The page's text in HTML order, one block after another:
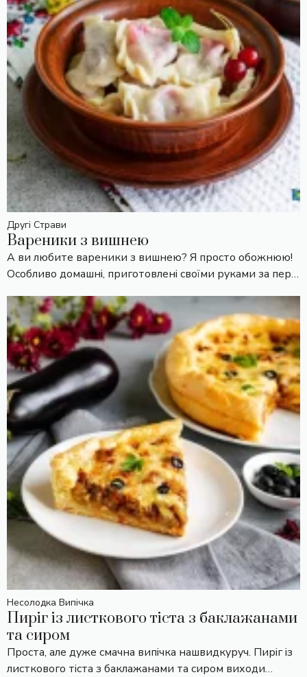
Другі Страви
Вареники з вишнею
А ви любите вареники з вишнею? Я просто обожнюю!
Особливо домашні, приготовлені своїми руками за пер…
Несолодка Випічка
Пиріг із листкового тіста з баклажанами
та сиром
Проста, але дуже смачна випічка нашвидкуруч. Пиріг із
листкового тіста з баклажанами та сиром виходи…